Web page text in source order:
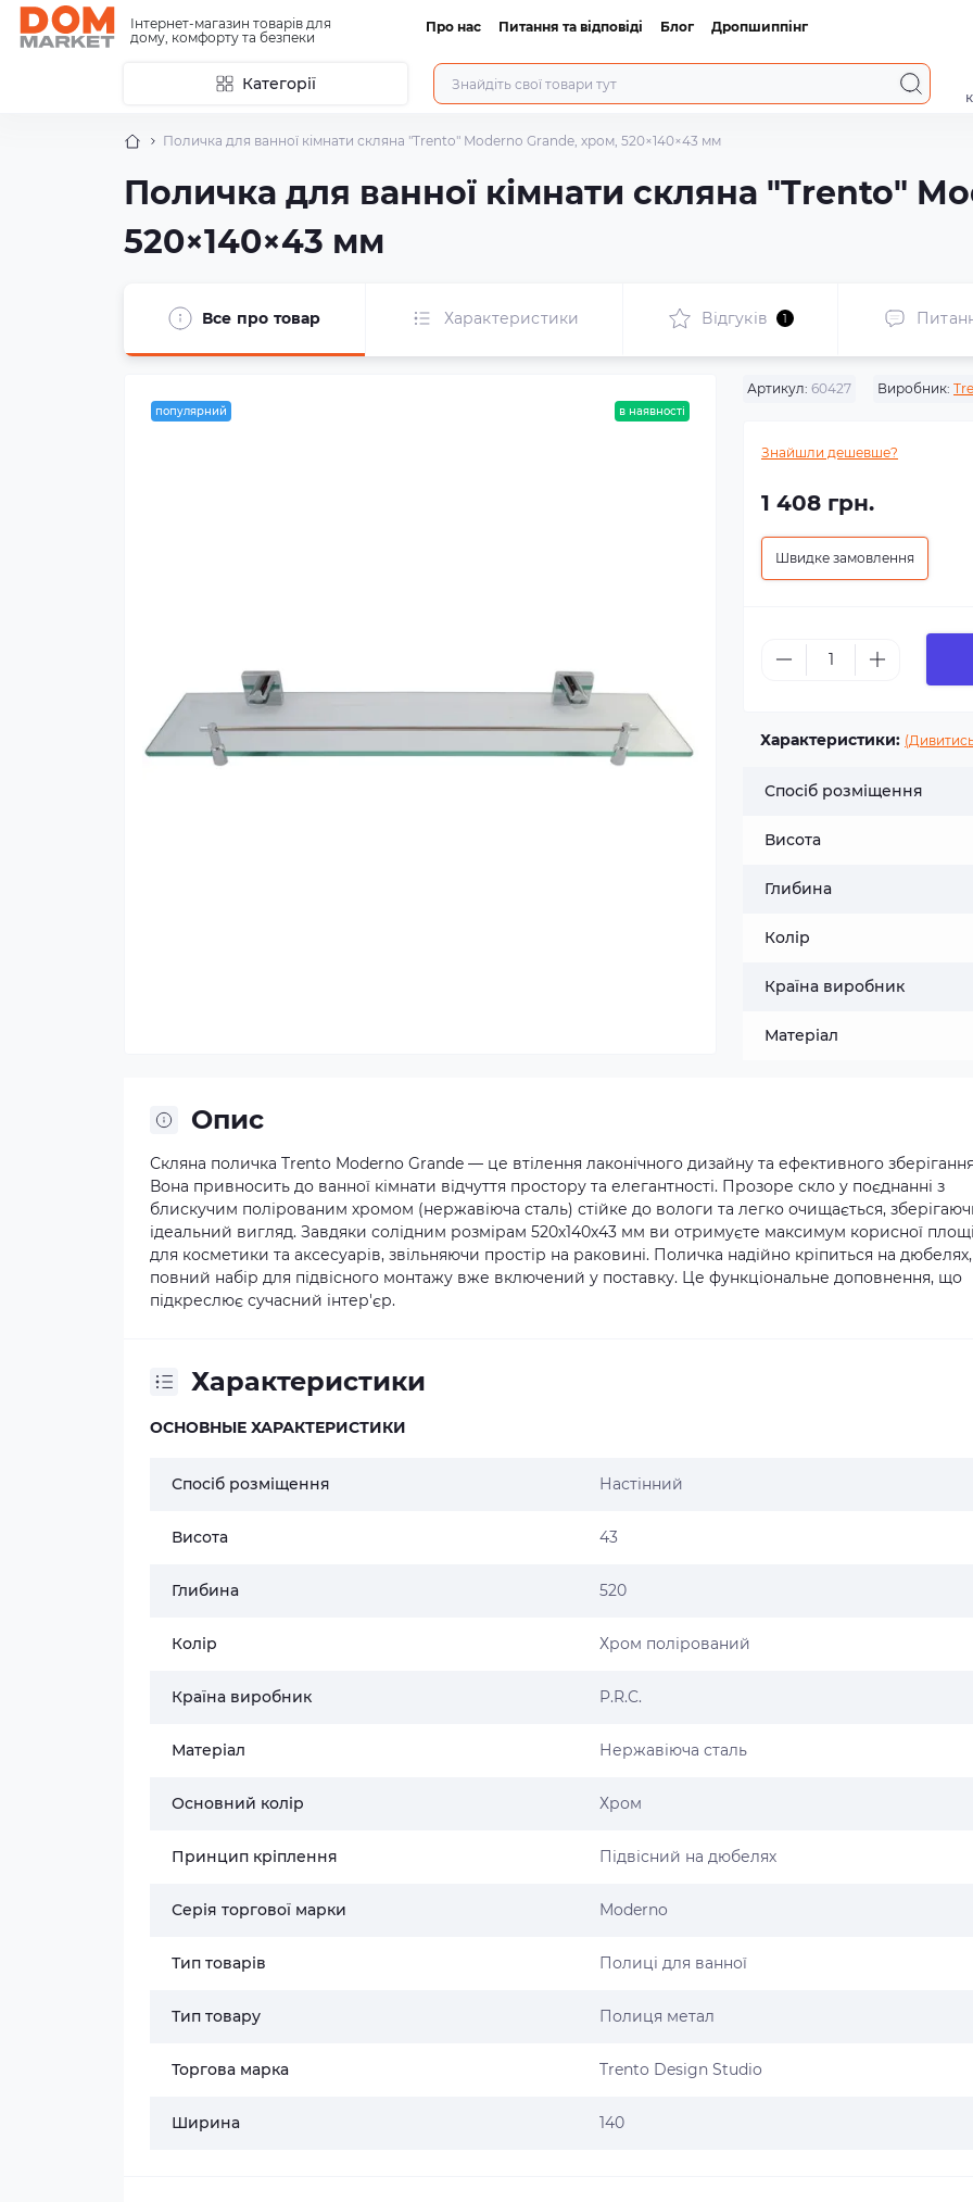
Інтернет-магазин товарів для
дому, комфорту та безпеки
Про нас Питання та відповіді Блог Дропшиппінг
Категорії
Поличка для ванної кімнати скляна "Trento" Moderno Grande, хром, 520×140×43 мм
Поличка для ванної кімнати скляна "Trento"
520×140×43 мм
Все про товар Характеристики Відгуків 1
популярний в наявності
Артикул: 60427 Виробник:
Знайшли дешевше?
1 408 грн.
Швидке замовлення
Характеристики:
Спосіб розміщення
Висота
Глибина
Колір
Країна виробник
Матеріал
Опис
Скляна поличка Trento Moderno Grande — це втілення лаконічного дизайну та ефективного
Вона привносить до ванної кімнати відчуття простору та елегантності. Прозоре скло у поєднанні з
блискучим полірованим хромом (нержавіюча сталь) стійке до вологи та легко очищається,
ідеальний вигляд. Завдяки солідним розмірам 520х140х43 мм ви отримуєте максимум корисної
для косметики та аксесуарів, звільняючи простір на раковині. Поличка надійно кріпиться на
повний набір для підвісного монтажу вже включений у поставку. Це функціональне доповнення, що
підкреслює сучасний інтер'єр.
Характеристики
ОСНОВНЫЕ ХАРАКТЕРИСТИКИ
Спосіб розміщення Настінний
Висота 43
Глибина 520
Колір Хром полірований
Країна виробник P.R.C.
Матеріал Нержавіюча сталь
Основний колір Хром
Принцип кріплення Підвісний на дюбелях
Серія торгової марки Moderno
Тип товарів Полиці для ванної
Тип товару Полиця метал
Торгова марка Trento Design Studio
Ширина 140